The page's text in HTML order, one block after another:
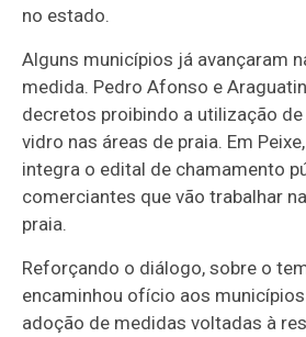
no estado.
Alguns municípios já avançaram
medida. Pedro Afonso e
decretos proibindo a utilização
vidro nas áreas de praia. Em
integra o edital de chamamento
comerciantes que vão trabalhar
praia.
Reforçando o diálogo, sobre o
encaminhou ofício aos
adoção de medidas voltadas à